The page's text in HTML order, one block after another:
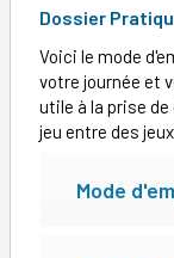
Dossier
Voici le mode
votre journée et
utile à la prise
jeu entre des
Mode